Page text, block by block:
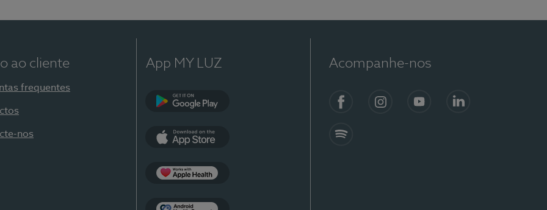
ao cliente
frequentes
nos
App MY LUZ Acompanhe-nos